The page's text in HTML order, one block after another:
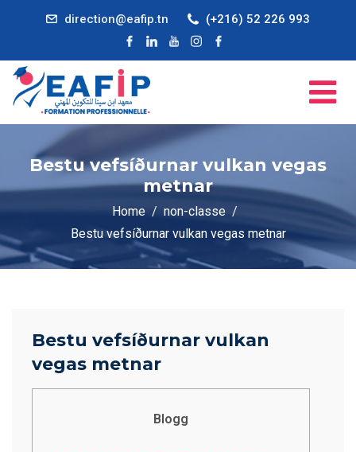
direction@eafip.tn (+216) 52 226 993
Bestu vefsíðurnar vulkan vegas
metnar
Home
non-classe
Bestu vefsíðurnar vulkan vegas metnar
Bestu vefsíðurnar vulkan
vegas metnar
Blogg